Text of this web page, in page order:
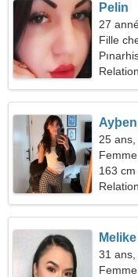
Pelin
27
Fille
25
163
Melike
31 ans,